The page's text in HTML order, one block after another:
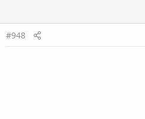
#948